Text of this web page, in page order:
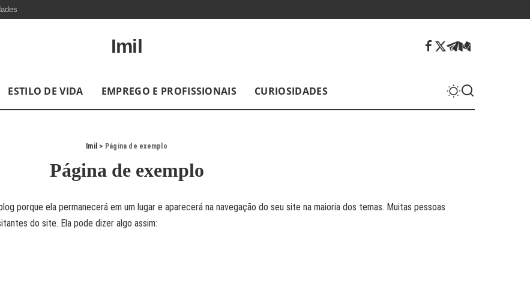
Imil
ESTILO DE VIDA EMPREGO E PROFISSIONAIS CURIOSIDADES
Imil > Página de exemplo
Página de exemplo
porque ela permanecerá em um lugar e aparecerá na navegação do seu site na maioria dos temas. Muitas pessoas
do site. Ela pode dizer algo assim: